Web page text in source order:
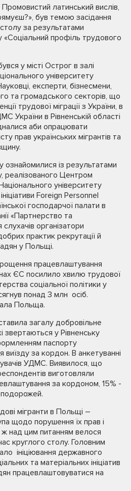
латинський вислів,
був темою засідання
за результатами
«Соціальний профіль трудового
у місті Острог в залі
університету
експерти, бізнесмени,
та громадського секторів, що
трудової міграції з України, в
України в Рівненській області
аби опрацювати
прав українських мігрантів та
ознайомилися із результатами
реалізованого Центром
університету
Foreign Personnel
господарчої палати в
«Партнерство та
організатори
практик рекрутації й
у Польщі.
працевлаштування
ЄС посилило хвилю трудової
соціальної політики у
понад 3 млн осіб.
Польща.
загалу добровільне
звертаються у Рівненську
паспорту
виїзду за кордон. В анкетуванні
УДМС. Виявилося, що
виготовляли
за кордоном, 15% -
мігранти в Польщі –
щодо порушення їх прав і
над цим питанням велося
круглого столу. Головним
ініціювання державного
та матеріальних ініціатив
працевлаштовуватися на